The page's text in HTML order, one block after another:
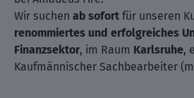
Wir suchen ab sofort für unseren
renommiertes und erfolgreiches
Finanzsektor, im Raum Karlsruhe,
Kaufmännischer Sachbearbeiter